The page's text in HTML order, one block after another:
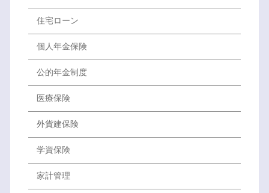
住宅ローン
個人年金保険
公的年金制度
医療保険
外貨建保険
学資保険
家計管理